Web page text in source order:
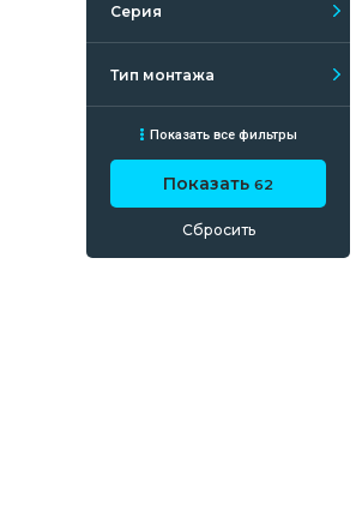
Серия
Тип монтажа
Показать все фильтры
Показать 62
Сбросить